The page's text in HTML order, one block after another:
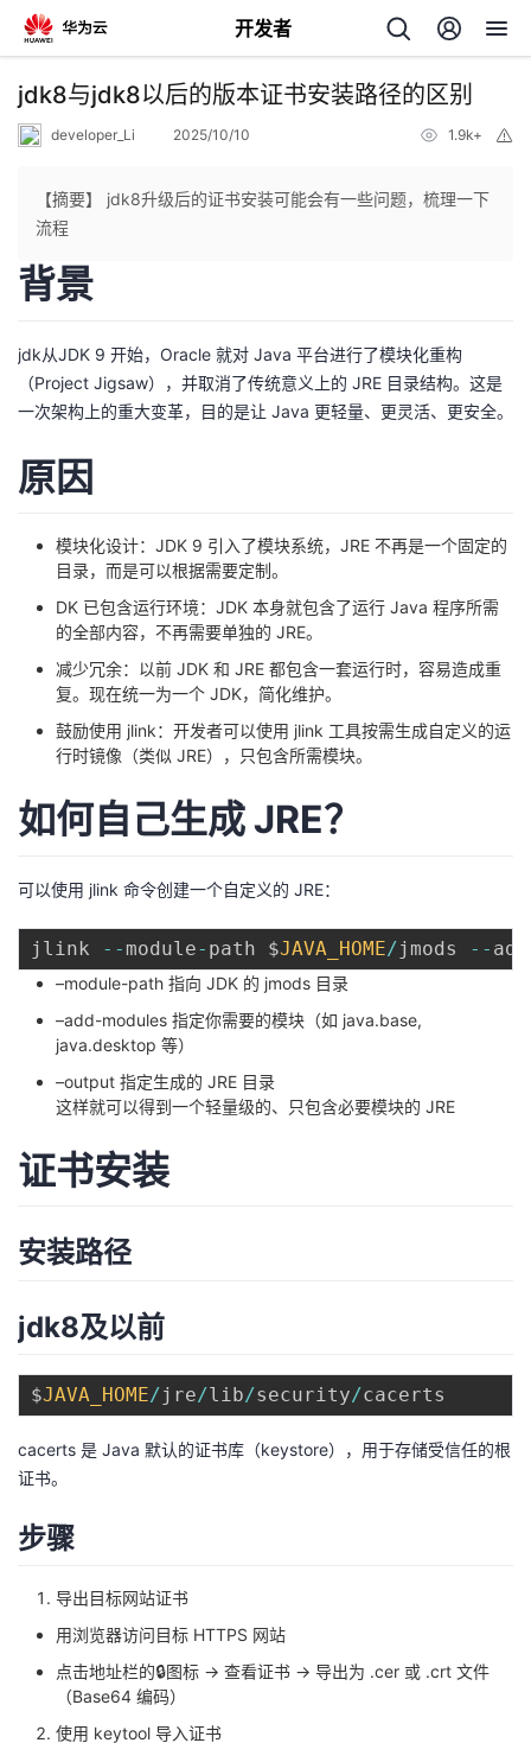
开发者
返
个
人
主
页
的
开
我
的
博
客
我
的
论
我
的
我
播
活
动
的
关
注
我
开
发
学
堂
我
程
认
证
的
实
验
我
的
收
藏
我
的
Programs
我
持
我
的
术
支
持
我
云
声
建
议
jdk8与jdk8以后的版本证书安装路径的区别
developer_Li 2025/10/10 1.9k+
【摘要】 jdk8升级后的证书安装可能会有一些问题，梳理一下
流程
背景
jdk从JDK 9 开始，Oracle 就对 Java 平台进行了模块化重构
（Project Jigsaw），并取消了传统意义上的 JRE 目录结构。这是
一次架构上的重大变革，目的是让 Java 更轻量、更灵活、更安全。
原因
模块化设计：JDK 9 引入了模块系统，JRE 不再是一个固定的
目录，而是可以根据需要定制。
DK 已包含运行环境：JDK 本身就包含了运行 Java 程序所需
的全部内容，不再需要单独的 JRE。
减少冗余：以前 JDK 和 JRE 都包含一套运行时，容易造成重
复。现在统一为一个 JDK，简化维护。
鼓励使用 jlink：开发者可以使用 jlink 工具按需生成自定义的运
行时镜像（类似 JRE），只包含所需模块。
如何自己生成 JRE？
可以使用 jlink 命令创建一个自定义的 JRE：
jlink -- module- path $JAVA_HOME/jmods -- add
–module-path 指向 JDK 的 jmods 目录
–add-modules 指定你需要的模块（如 java.base,
java.desktop 等）
–output 指定生成的 JRE 目录
这样就可以得到一个轻量级的、只包含必要模块的 JRE
证书安装
安装路径
jdk8及以前
$JAVA_HOME/jre/lib/security/
cacerts 是 Java 默认的证书库（keystore），用于存储受信任的根
证书。
步骤
导出目标网站证书
用浏览器访问目标 HTTPS 网站
点击地址栏的🔒图标 → 查看证书 → 导出为 .cer 或 .crt 文件
（Base64 编码）
使用 keytool 导入证书